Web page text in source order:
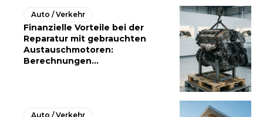
Auto / Verkehr
Finanzielle Vorteile bei der
Reparatur mit gebrauchten
Austauschmotoren:
Berechnungen...
Auto / Verkehr